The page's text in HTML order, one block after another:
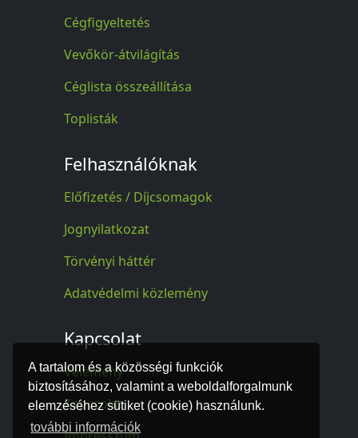
A tartalom és a közösségi funkciók
biztosításához, valamint a weboldalforgalmunk
elemzéséhez sütiket (cookie) használunk.
további információk
Cégfigyeltetés
Vevőkör-átvilágítás
Céglista összeállítása
Toplisták
Felhasználóknak
Előfizetés / Díjcsomagok
Jognyilatkozat
Törvényi háttér
Adatvédelmi közlemény
Kapcsolat
Vélemény
Kapcsolat